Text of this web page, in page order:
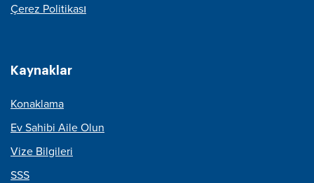
Çerez Politikası
Kaynaklar
Konaklama
Ev Sahibi Aile Olun
Vize Bilgileri
SSS